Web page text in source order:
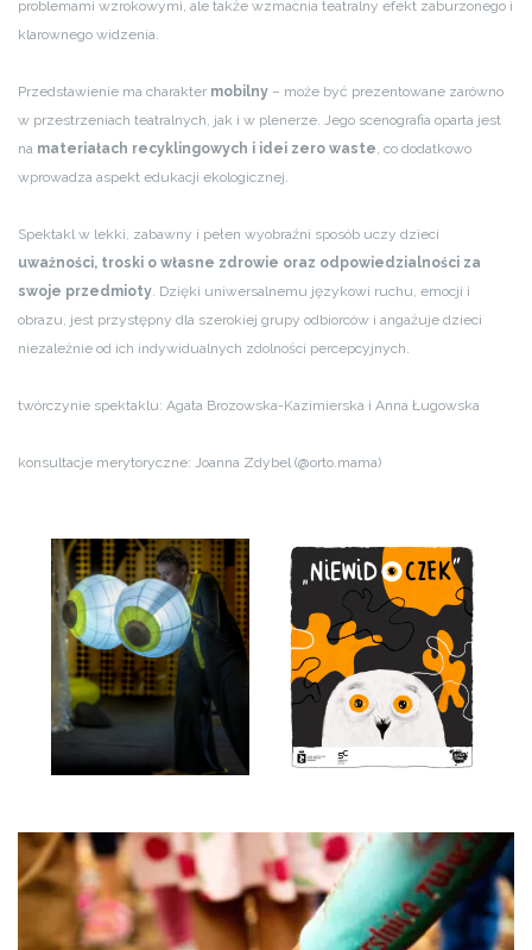
problemami wzrokowymi, ale także wzmacnia teatralny efekt zaburzonego i
klarownego widzenia.
Przedstawienie ma charakter mobilny – może być prezentowane zarówno
w przestrzeniach teatralnych, jak i w plenerze. Jego scenografia oparta jest
na materiałach recyklingowych i idei zero waste, co dodatkowo
wprowadza aspekt edukacji ekologicznej.
Spektakl w lekki, zabawny i pełen wyobraźni sposób uczy dzieci
uważności, troski o własne zdrowie oraz odpowiedzialności za
swoje przedmioty. Dzięki uniwersalnemu językowi ruchu, emocji i
obrazu, jest przystępny dla szerokiej grupy odbiorców i angażuje dzieci
niezależnie od ich indywidualnych zdolności percepcyjnych.
twórczynie spektaklu: Agata Brozowska-Kazimierska i Anna Ługowska
konsultacje merytoryczne: Joanna Zdybel (@orto.mama)